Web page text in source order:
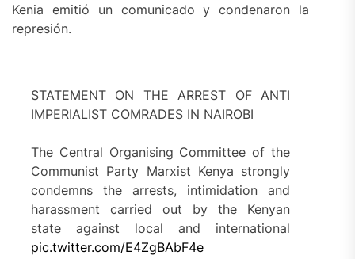
Kenia emitió un comunicado y condenaron la
represión.
STATEMENT ON THE ARREST OF ANTI
IMPERIALIST COMRADES IN NAIROBI
The Central Organising Committee of the
Communist Party Marxist Kenya strongly
condemns the arrests, intimidation and
harassment carried out by the Kenyan
state against local and international
pic.twitter.com/E4ZgBAbF4e